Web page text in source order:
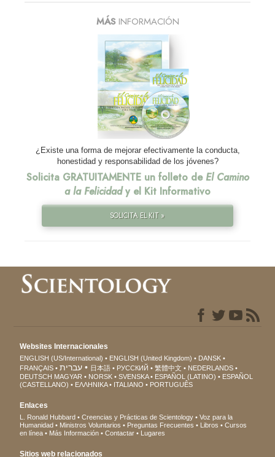
MÁSINFORMACIÓN
¿Existe una forma de mejorar efectivamente la conducta,
honestidad y responsabilidad de los jóvenes?
Solicita GRATUITAMENTE un folleto de El Camino
a la Felicidady el Kit Informativo
SOLICITA EL KIT »
Websites Internacionales
ENGLISH (US/International) ENGLISH (United Kingdom)
DANSK
FRANÇAIS
עברית 日本語 РУССКИЙ 繁體中文
NEDERLANDS
DEUTSCH MAGYAR NORSK SVENSKA ESPAÑOL (LATINO)
ESPAÑOL
(CASTELLANO)
ΕΛΛΗΝΙΚA ITALIANO PORTUGUÊS
Enlaces
L. Ronald Hubbard Creencias y Prácticas de Scientology
Voz para la
Humanidad
Ministros Voluntarios Preguntas Frecuentes Libros
Cursos
en línea
Más Información Contactar Lugares
Sitios web relacionados